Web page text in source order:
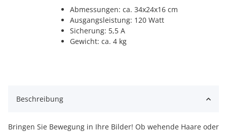
Abmessungen: ca. 34x24x16 cm
Ausgangsleistung: 120 Watt
Sicherung: 5,5 A
Gewicht: ca. 4 kg
Beschreibung
Bringen Sie Bewegung in Ihre Bilder! Ob wehende Haare oder